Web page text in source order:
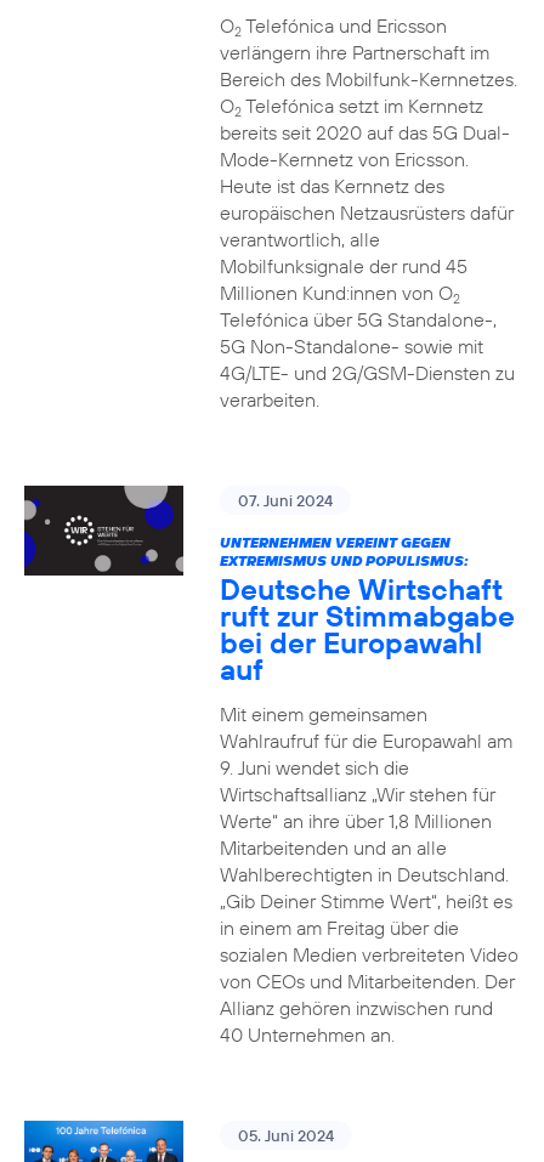
O2Telefónica und Ericsson
verlängern ihre Partnerschaft im
Bereich des Mobilfunk-Kernnetzes.
O2Telefónica setzt im Kernnetz
bereits seit 2020 auf das 5G Dual-
Mode-Kernnetz von Ericsson.
Heute ist das Kernnetz des
europäischen Netzausrüsters dafür
verantwortlich, alle
Mobilfunksignale der rund 45
Millionen Kund:innen von O2
Telefónica über 5G Standalone-,
5G Non-Standalone- sowie mit
4G/LTE- und 2G/GSM-Diensten zu
verarbeiten.
07. Juni 2024
UNTERNEHMEN VEREINT GEGEN
EXTREMISMUS UND POPULISMUS:
Deutsche Wirtschaft
ruft zur Stimmabgabe
bei der Europawahl
auf
Mit einem gemeinsamen
Wahlraufruf für die Europawahl am
9. Juni wendet sich die
Wirtschaftsallianz „Wir stehen für
Werte“ an ihre über 1,8 Millionen
Mitarbeitenden und an alle
Wahlberechtigten in Deutschland.
„Gib Deiner Stimme Wert“, heißt es
in einem am Freitag über die
sozialen Medien verbreiteten Video
von CEOs und Mitarbeitenden. Der
Allianz gehören inzwischen rund
40 Unternehmen an.
05. Juni 2024